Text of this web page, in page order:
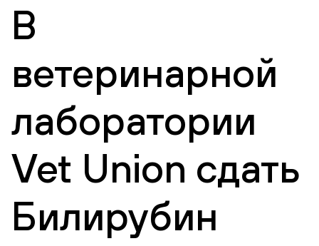
В
ветеринарной
лаборатории
Vet Union сдать
Билирубин